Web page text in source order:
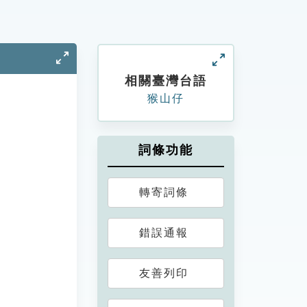
相關臺灣台語
猴山仔
詞條功能
轉寄詞條
錯誤通報
友善列印